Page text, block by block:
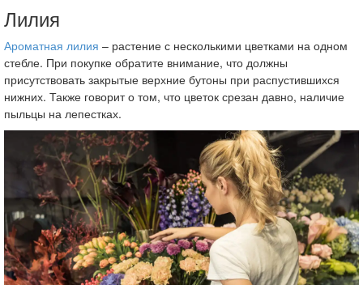
Лилия
Ароматная лилия – растение с несколькими цветками на одном
стебле. При покупке обратите внимание, что должны
присутствовать закрытые верхние бутоны при распустившихся
нижних. Также говорит о том, что цветок срезан давно, наличие
пыльцы на лепестках.